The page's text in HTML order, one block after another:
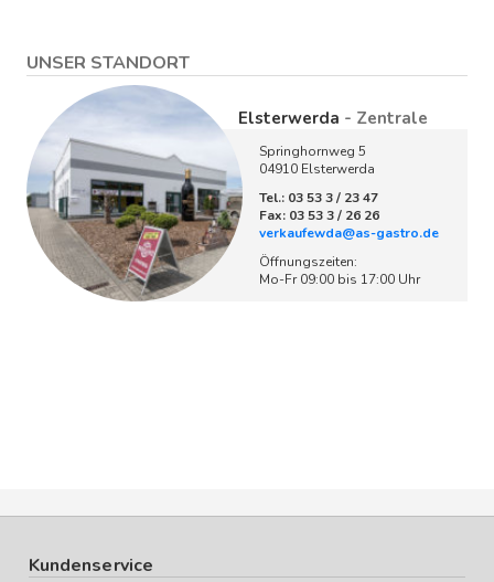
UNSER STANDORT
Elsterwerda - Zentrale
Springhornweg 5
04910 Elsterwerda
Tel.: 03 53 3 / 23 47
Fax: 03 53 3 / 26 26
verkaufewda@as-gastro.de
Öffnungszeiten:
Mo-Fr 09:00 bis 17:00 Uhr
Kundenservice